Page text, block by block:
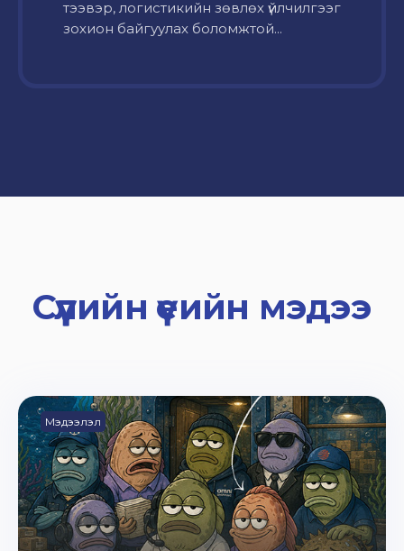
тээвэр, логистикийн зөвлөх үйлчилгээг
зохион байгуулах боломжтой...
Сүүлийн үеийн мэдээ
Мэдээлэл